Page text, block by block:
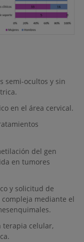
semi-ocultos y sin
en el área cervical.
del gen
en tumores
y solicitud de
mediante el
terapia celular,